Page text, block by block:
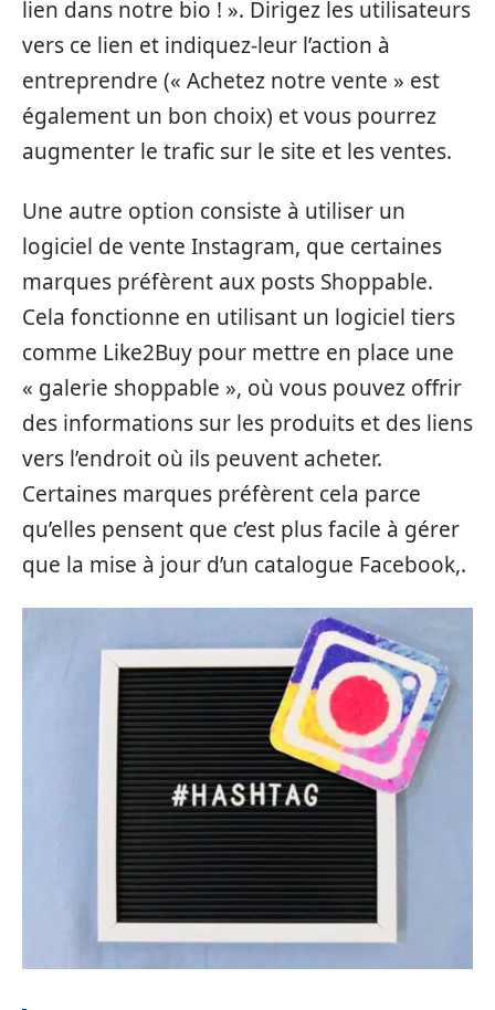
lien dans notre bio ! ». Dirigez les utilisateurs
vers ce lien et indiquez-leur l’action à
entreprendre (« Achetez notre vente » est
également un bon choix) et vous pourrez
augmenter le trafic sur le site et les ventes.
Une autre option consiste à utiliser un
logiciel de vente Instagram, que certaines
marques préfèrent aux posts Shoppable.
Cela fonctionne en utilisant un logiciel tiers
comme Like2Buy pour mettre en place une
« galerie shoppable », où vous pouvez offrir
des informations sur les produits et des liens
vers l’endroit où ils peuvent acheter.
Certaines marques préfèrent cela parce
qu’elles pensent que c’est plus facile à gérer
que la mise à jour d’un catalogue Facebook,.